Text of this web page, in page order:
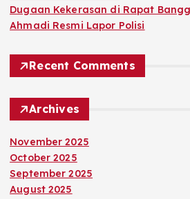
Dugaan Kekerasan di Rapat
Ahmadi Resmi Lapor Polisi
Recent Comments
Archives
November 2025
October 2025
September 2025
August 2025